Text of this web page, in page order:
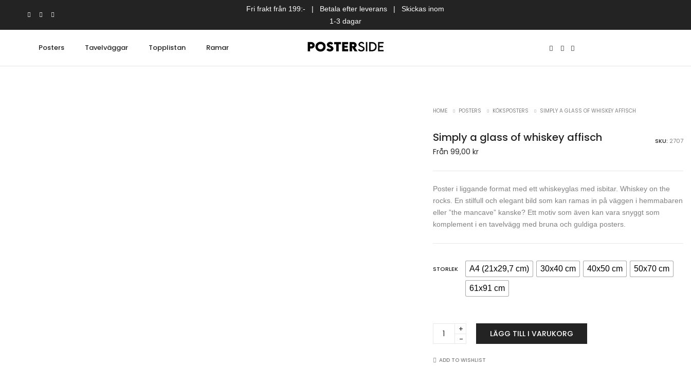
Fri frakt från 199:- | Betala efter leverans | Skickas inom
1-3 dagar
Posters Tavelväggar Topplistan Ramar
HOME POSTERS KÖKSPOSTERS SIMPLY A GLASS OF WHISKEY AFFISCH
Simply a glass of whiskey affisch
Från 99,00kr
SKU: 2707
Poster i liggande format med ett whiskeyglas med isbitar. Whiskey on the
rocks. En stilfull och elegant bild som kan ramas in på väggen i hemmabaren
eller ”the mancave” kanske? Ett motiv som även kan vara snyggt som
komplement i en tavelvägg med bruna och guldiga posters.
STORLEK A4 (21x29,7 cm) 30x40 cm 40x50 cm 50x70 cm
61x91 cm
Simply
of
LÄGG TILL I VARUKORG
ADD TO WISHLIST